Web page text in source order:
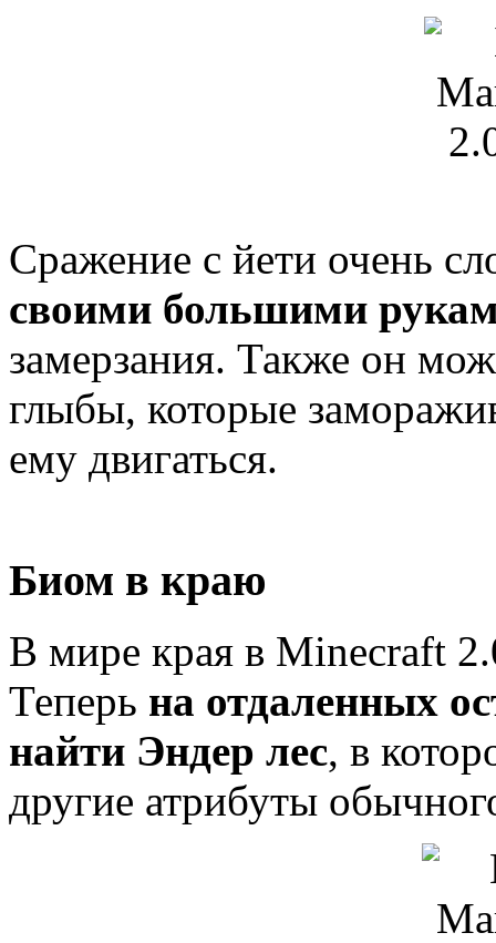
Сражение с йети очень
своими большими
замерзания. Также он
глыбы, которые
ему двигаться.
Биом в краю
В мире края в Minecraft
Теперь на отдаленных
найти Эндер лес, в
другие атрибуты